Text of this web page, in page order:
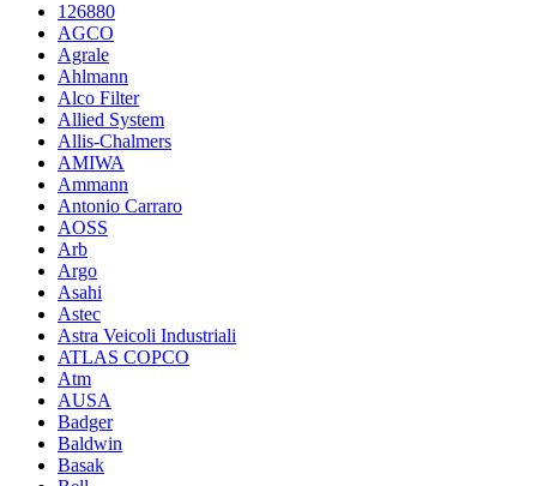
126880
AGCO
Agrale
Ahlmann
Alco Filter
Allied System
Allis-Chalmers
AMIWA
Ammann
Antonio Carraro
AOSS
Arb
Argo
Asahi
Astec
Astra Veicoli Industriali
ATLAS COPCO
Atm
AUSA
Badger
Baldwin
Basak